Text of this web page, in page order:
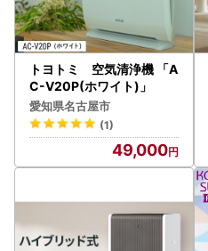
トヨトミ 空気清浄機 「A
C-V20P(ホワイト)」
愛知県名古屋市
(1)
49,000